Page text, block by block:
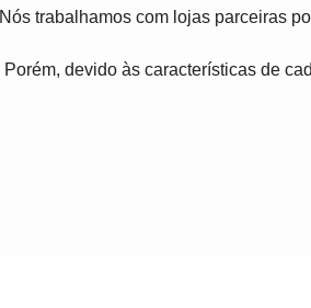
Nós trabalhamos com lojas parceiras
Porém, devido às características de